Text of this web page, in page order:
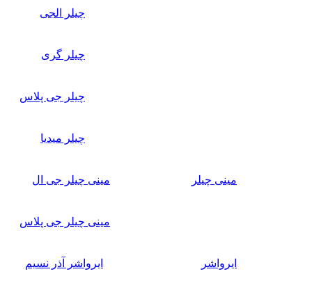
چیلر الجی
چیلر گری
چیلر جی پلاس
چیلر میدیا
مینی چیلر مینی چیلر جی ال
مینی چیلر جی پلاس
ایرواشر ایرواشر آذر نسیم